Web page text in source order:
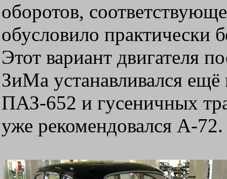
оборотов,
обусловило практически
Этот вариант двигателя
ЗиМа устанавливался ещё
ПАЗ-652 и гусеничных
уже рекомендовался А-72.